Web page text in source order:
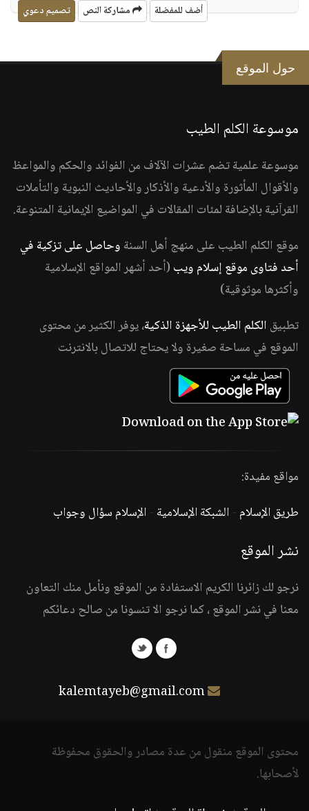
أضف للمفضلة مشاركة النص تصميم دعوي
حول الموقع
موسوعة الكلم الطيب
موسوعة علمية تضم عشرات الآلاف من الفوائد والحكم والمواعظ
والأقوال المأثورة والأدعية والأذكار والأحاديث النبوية والتأملات
القرآنية بالإضافة لمئات المقالات في المواضيع الإيمانية المتنوعة.
موقع الكلم الطيب على منهج أهل السنة وحاصل على تزكية في
أحد فتاوى موقع إسلام ويب (أحد أشهر المواقع الإسلامية
وأكثرها موثوقية)
تطبيق الكلم الطيب للأجهزة الذكية، يوفر الكثير من محتوى
الموقع في مساحة صغيرة ولا يحتاج للاتصال بالانترنت
مواقع مفيدة:
طريق الإسلام -الشبكة الإسلامية -الإسلام سؤال وجواب
نشر الموقع
نرجو لك زائرنا الكريم الاستفادة من الموقع ونأمل منك التعاون
معنا في نشر الموقع ، كما نرجو الا تنسونا من صالح دعائكم
kalemtayeb@gmail.com
محتوى الموقع منقول من عدة مصادر والحقوق محفوظة
لأصحابها.